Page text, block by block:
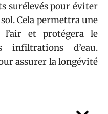
surélevés pour éviter
Cela permettra une
et protégera le
infiltrations d’eau.
assurer la longévité